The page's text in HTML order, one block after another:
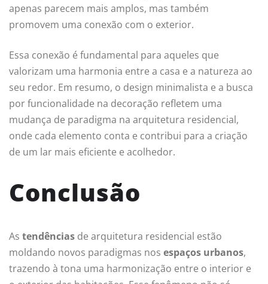
apenas parecem mais amplos, mas também
promovem uma conexão com o exterior.
Essa conexão é fundamental para aqueles que
valorizam uma harmonia entre a casa e a natureza ao
seu redor. Em resumo, o design minimalista e a busca
por funcionalidade na decoração refletem uma
mudança de paradigma na arquitetura residencial,
onde cada elemento conta e contribui para a criação
de um lar mais eficiente e acolhedor.
Conclusão
As tendências de arquitetura residencial estão
moldando novos paradigmas nos espaços urbanos,
trazendo à tona uma harmonização entre o interior e